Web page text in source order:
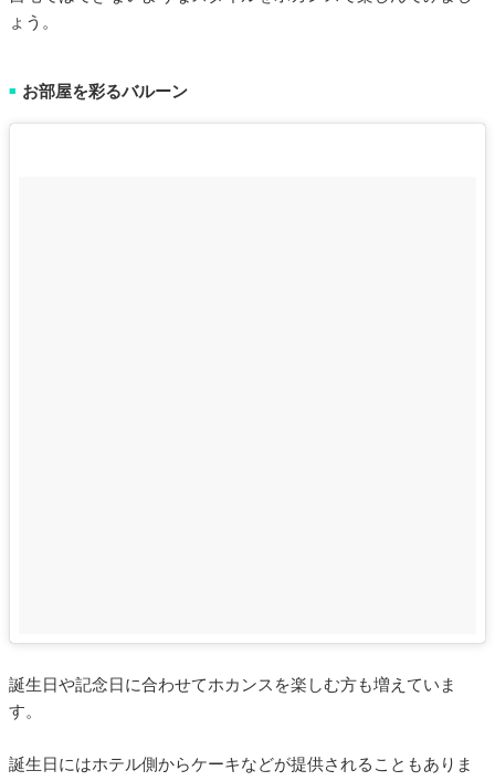
ょう。
■ お部屋を彩るバルーン
誕生日や記念日に合わせてホカンスを楽しむ方も増えていま
す。
誕生日にはホテル側からケーキなどが提供されることもありま